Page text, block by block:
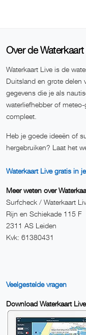
Over de
Waterkaart Live is de
Duitsland en grote delen
gegevens die je als
waterliefhebber of
compleet.
Heb je goede ideeën of
hergebruiken? Laat het
Waterkaart Live gratis in
Meer weten over
Surfcheck / Waterkaart
Rijn en Schiekade 115 F
2311 AS Leiden
Kvk: 61380431
Veelgestelde vragen
Download Waterkaart Live